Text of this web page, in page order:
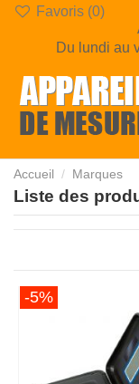
Favoris (0)
Du lundi au
Accueil Marques
Liste des
-5%